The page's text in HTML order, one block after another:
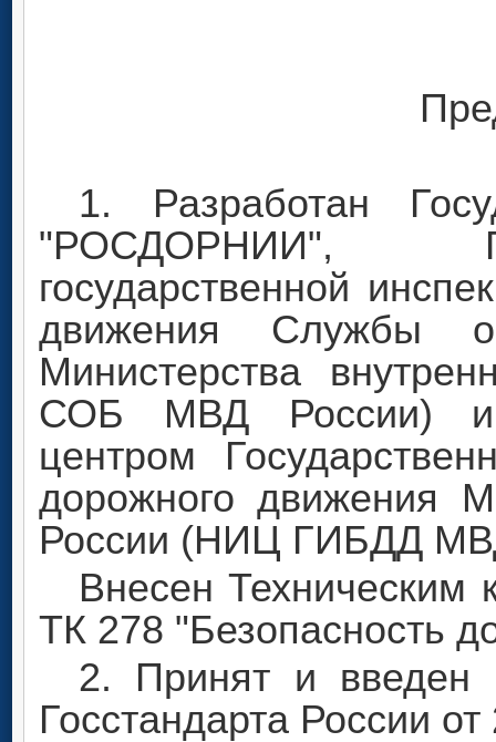
1. Разработан
"РОСДОРНИИ",
государственной
движения Службы
Министерства
СОБ МВД России) и
центром
дорожного движения
России (НИЦ ГИБДД
Внесен Техническим
ТК 278 "Безопасность
2. Принят и введен
Госстандарта России